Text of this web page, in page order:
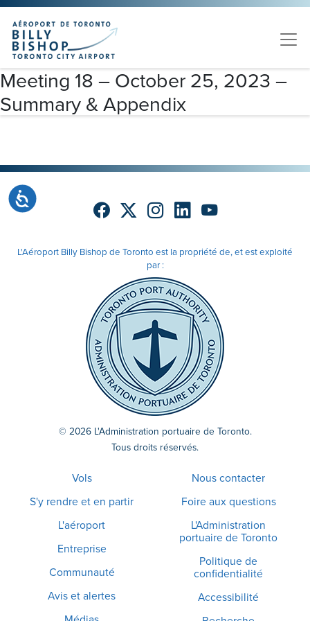
Veuillez
noter
Ce
site
Web
comprend
un
Accessibilité
Skip to main content
Meeting 18 – October 25, 2023 –
Summary & Appendix
L'Aéroport Billy Bishop de Toronto est la propriété de, et est exploité
par :
© 2026 L'Administration portuaire de Toronto.
Tous droits réservés.
Vols
S'y rendre et en partir
L'aéroport
Entreprise
Communauté
Avis et alertes
Nous contacter
Foire aux questions
L'Administration
portuaire de Toronto
Politique de
confidentialité
Accessibilité